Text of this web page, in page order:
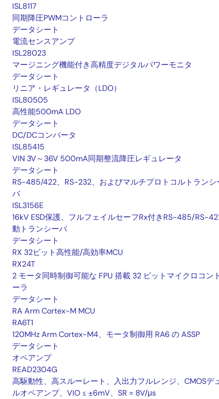
ISL8117
同期降圧PWMコントローラ
データシート
電流センスアンプ
ISL28023
マージニング機能付き高精度デジタルパワーモニタ
データシート
リニア・レギュレータ（LDO）
ISL80505
高性能500mA LDO
データシート
DC/DCコンバータ
ISL85415
VIN 3V～36V 500mA同期整流降圧レギュレータ
データシート
RS-485/422、RS-232、およびマルチプロトコルトランシ
バ
ISL3156E
16kV ESD保護、フルフェイルセーフRx付きRS-485/RS-
動トランシーバ
データシート
RX 32ビット高性能/高効率MCU
RX24T
2 モータ同時制御可能な FPU 搭載 32 ビットマイクロコン
ーラ
データシート
RA Arm Cortex-M MCU
RA6T1
120MHz Arm Cortex-M4、モータ制御用 RA6 の ASSP
データシート
オペアンプ
READ2304G
高駆動性、高スルーレート、入出力フルレンジ、CMOSデ
ルオペアンプ、VIO ≤ ±6mV、SR = 8V/μs